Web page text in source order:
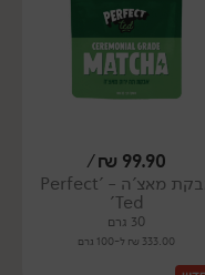
99.90
₪
/
אבקת מאצ'ה - 'Perfect
Ted'
30 גרם
333.00 ₪ ל-100 גרם